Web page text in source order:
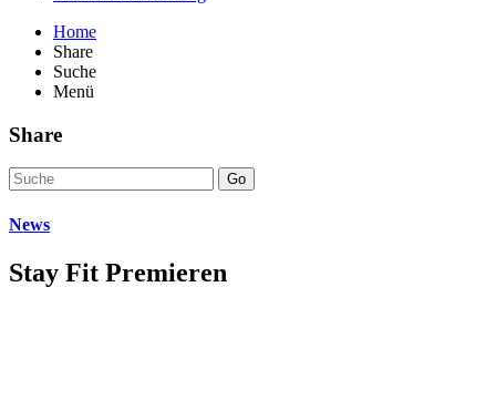
Home
Share
Suche
Menü
Share
Go
News
Stay Fit Premieren